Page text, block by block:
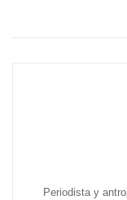
Periodista y